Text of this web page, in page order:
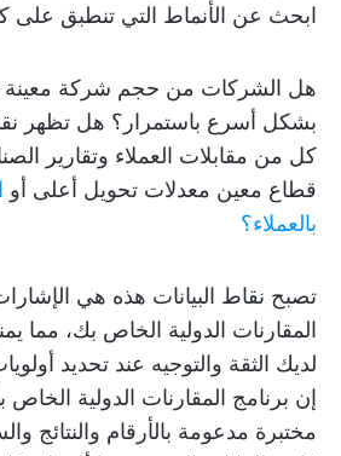
ابحث عن الأنماط التي تنطبق على
هل الشركات من حجم شركة معينة
بشكل أسرع باستمرار؟ هل تظهر
كل من مقابلات العملاء وتقارير
قطاع معين معدلات تحويل أعلى أو
بالعملاء؟
تصبح نقاط البيانات هذه هي
المقارنات الدولية الخاص بك، مما
لديك الثقة والتوجيه عند تحديد
إن برنامج المقارنات الدولية
مختبرة مدعومة بالأرقام والنتائج